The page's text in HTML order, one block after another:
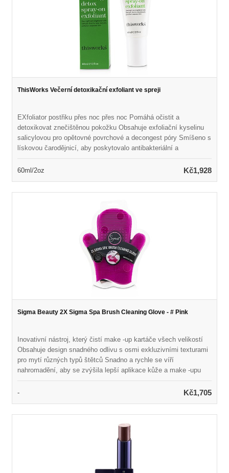
ThisWorks Večerní detoxikační exfoliant ve spreji
EXfoliator postřiku přes noc přes noc Pomáhá očistit a
detoxikovat znečištěnou pokožku Obsahuje exfoliační kyselinu
salicylovou pro opětovné povrchové a decongest póry Smíšeno s
lískovou čarodějnicí, aby poskytovalo antibakteriální a
jemné linie, vrásky a pigmentaci Naplněno silnou směsí
60ml/2oz Kč1,928
Sigma Beauty 2X Sigma Spa Brush Cleaning Glove - # Pink
Inovativní nástroj, který čistí make -up kartáče všech velikostí
Obsahuje design snadného odlivu s osmi exkluzivními texturami
pro mytí různých typů štětců Snadno a rychle se víří
nahromadění, aby se zvýšila lepší aplikace kůže a make -upu
Interiérová rukavice z mikrovlákna pomáhá leště Netoxický
- Kč1,705